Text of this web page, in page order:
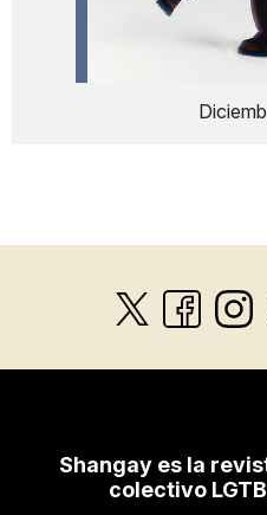
Shangay es la
colectivo